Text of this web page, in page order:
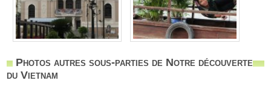
Photos autres sous-parties de Notre découverte
du Vietnam